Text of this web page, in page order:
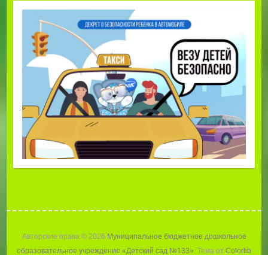
Авторские права © 2026 Муниципальное бюджетное дошкольное
образовательное учреждение «Детский сад №133» . Тема от Colorlib